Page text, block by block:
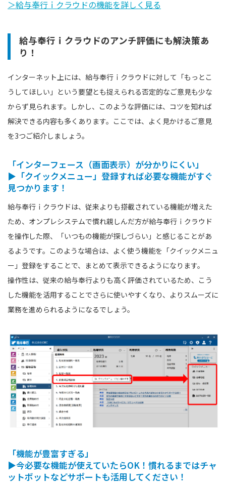
＞給与奉行ｉクラウドの機能を詳しく見る
給与奉行ｉクラウドのアンチ評価にも解決策あ
り！
インターネット上には、給与奉行ｉクラウドに対して「もっとこ
うしてほしい」という要望とも捉えられる否定的なご意見も少な
からず見られます。しかし、このような評価には、コツを知れば
解決できる内容も多くあります。ここでは、よく見かけるご意見
を3つご紹介しましょう。
「インターフェース（画面表示）が分かりにくい」
▶「クイックメニュー」登録すれば必要な機能がすぐ
見つかります！
給与奉行ｉクラウドは、従来よりも搭載されている機能が増えた
ため、オンプレシステムで慣れ親しんだ方が給与奉行ｉクラウド
を操作した際、「いつもの機能が探しづらい」と感じることがあ
るようです。このような場合は、よく使う機能を「クイックメニュ
ー」登録をすることで、まとめて表示できるようになります。
操作性は、従来の給与奉行よりも高く評価されているため、こう
した機能を活用することでさらに使いやすくなり、よりスムーズに
業務を進められるようになるでしょう。
「機能が豊富すぎる」
▶今必要な機能が使えていたらOK！慣れるまではチャ
ットボットなどサポートも活用してください！